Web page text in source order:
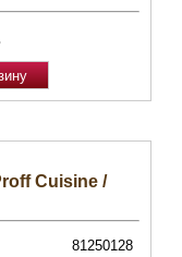
Cuisine /
81250128